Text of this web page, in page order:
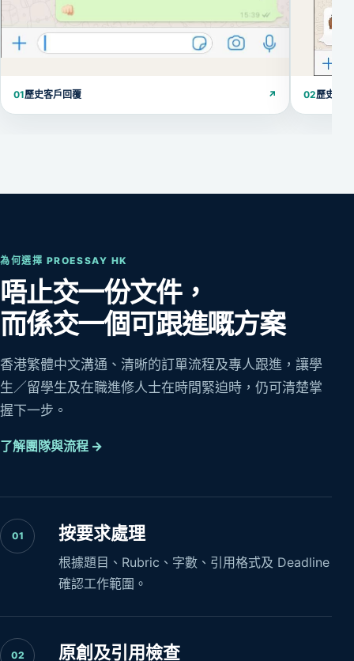
01歷史客戶回覆 ↗ 02歷史客
為何選擇 PROESSAY HK
唔止交一份文件，
而係交一個可跟進嘅方案
香港繁體中文溝通、清晰的訂單流程及專人跟進，讓學
生／留學生及在職進修人士在時間緊迫時，仍可清楚掌
握下一步。
了解團隊與流程 →
01 按要求處理
根據題目、Rubric、字數、引用格式及 Deadline
確認工作範圍。
02 原創及引用檢查